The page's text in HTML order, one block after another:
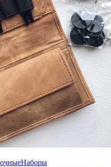
Наборы